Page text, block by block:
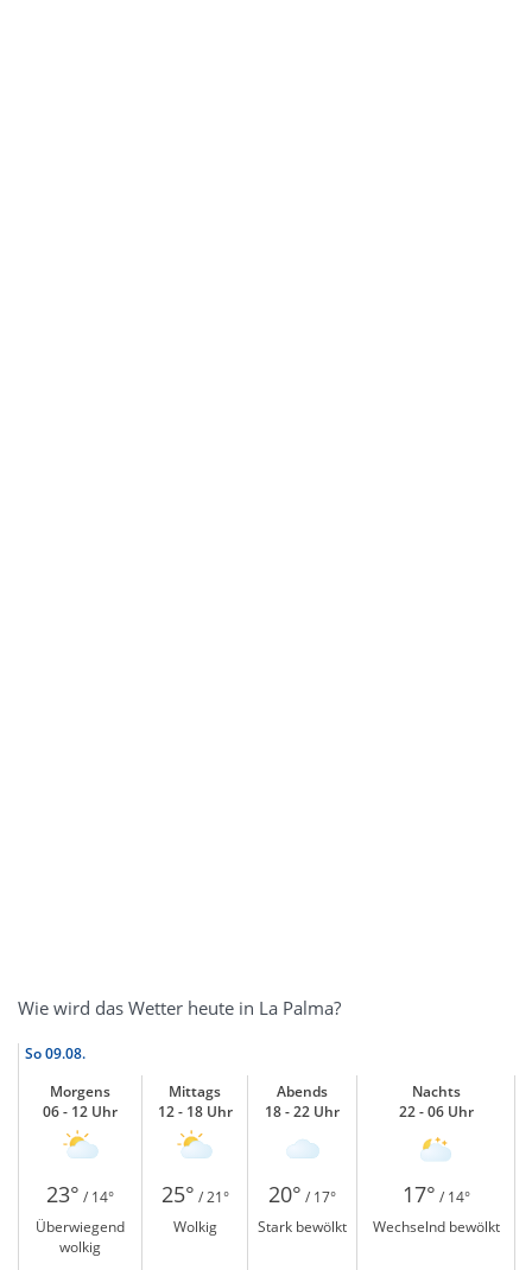
Wie wird das Wetter heute in La Palma?
So09.08.
Morgens
06 - 12 Uhr
Mittags
12 - 18 Uhr
Abends
18 - 22 Uhr
Nachts
22 - 06 Uhr
23° / 14° 25° / 21° 20° / 17° 17° / 14°
Überwiegend
wolkig
Wolkig Stark bewölkt Wechselnd bewölkt